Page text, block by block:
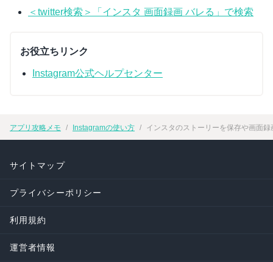
＜twitter検索＞「インスタ 画面録画 バレる」で検索
お役立ちリンク
Instagram公式ヘルプセンター
アプリ攻略メモ Instagramの使い方 インスタのストーリーを保存や画面
サイトマップ
プライバシーポリシー
利用規約
運営者情報